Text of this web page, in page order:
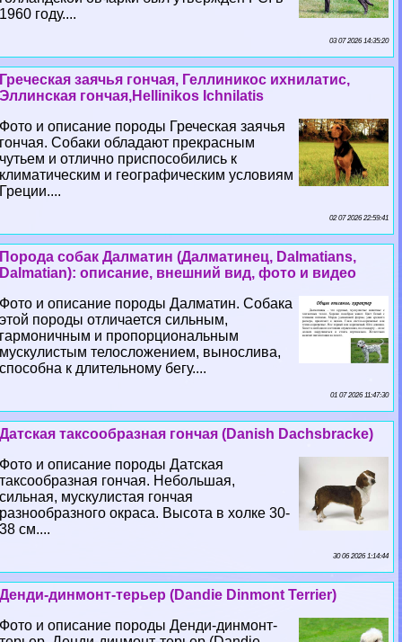
1960 году....
03 07 2026 14:35:20
Греческая заячья гончая, Геллиникос ихнилатис,
Эллинская гончая,Hellinikos Ichnilatis
Фото и описание породы Греческая заячья
гончая. Собаки обладают прекрасным
чутьем и отлично приспособились к
климатическим и географическим условиям
Греции....
02 07 2026 22:59:41
Порода собак Далматин (Далматинец, Dalmatians,
Dalmatian): описание, внешний вид, фото и видео
Фото и описание породы Далматин. Собака
этой породы отличается сильным,
гармоничным и пропорциональным
мускулистым телосложением, вынослива,
способна к длительному бегу....
01 07 2026 11:47:30
Датская таксообразная гончая (Danish Dachsbracke)
Фото и описание породы Датская
таксообразная гончая. Небольшая,
сильная, мускулистая гончая
разнообразного окраса. Высота в холке 30-
38 см....
30 06 2026 1:14:44
Денди-динмонт-терьер (Dandie Dinmont Terrier)
Фото и описание породы Денди-динмонт-